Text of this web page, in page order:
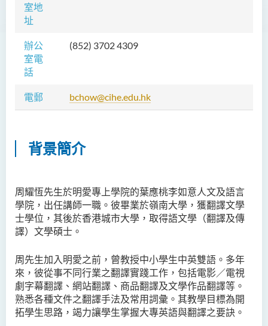
室地
址
辦公
室電
話
(852) 3702 4309
電郵 bchow@cihe.edu.hk
背景簡介
周耀恆先生於明愛專上學院的葉應桃李如意人文及語言
學院，出任講師一職。彼畢業於嶺南大學，獲翻譯文學
士學位，其後於香港城市大學，取得語文學（翻譯及傳
譯）文學碩士。
周先生加入明愛之前，曾教授中小學生中英雙語。多年
來，彼從事不同行業之翻譯實踐工作，包括電影／電視
劇字幕翻譯、網站翻譯、商品翻譯及文學作品翻譯等。
熟悉各種文件之翻譯手法及常用詞彙。其教學目標為開
拓學生思路，竭力讓學生掌握大專英語與翻譯之要訣。
周倩如博士
Quratulain Bibi 女士
吳詠彤女士
方逸康先生
陳曉婷博士
廖穎賢博士
Mr James Speirs
行政及研究人員